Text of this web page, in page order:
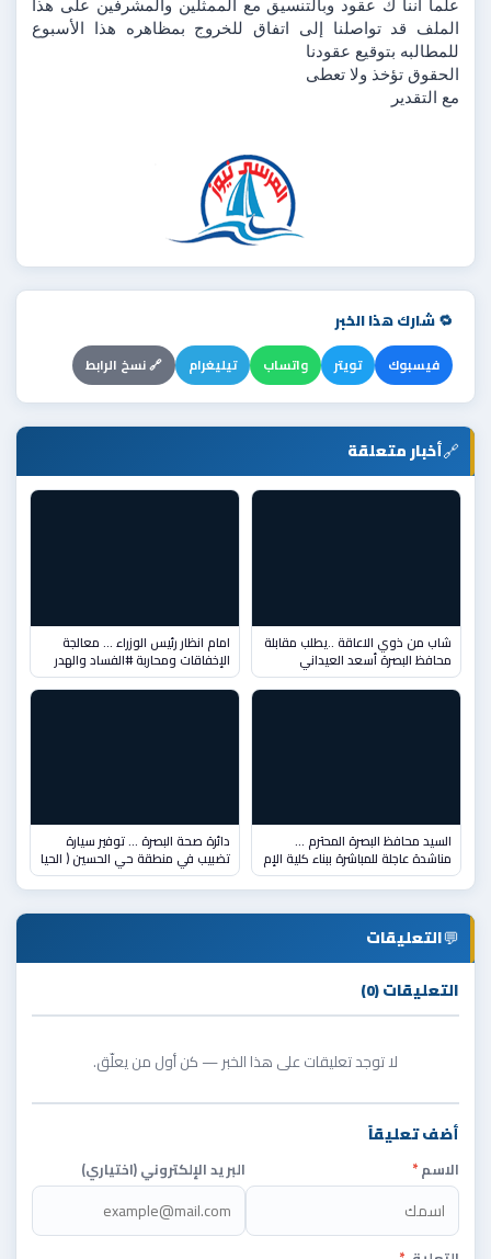
للمطالبه بتوقيع عقودنا
الحقوق تؤخذ ولا تعطى
مع التقدير
🔁 شارك هذا الخبر
فيسبوك تويتر واتساب تيليغرام 🔗 نسخ الرابط
🔗أخبار متعلقة
شاب من ذوي الاعاقة ..يطلب مقابلة
محافظ البصرة أسعد العيداني
امام انظار رئيس الوزراء … معالجة
الإخفاقات ومحاربة #الفساد والهدر
السيد محافظ البصرة المحترم …
مناشدة عاجلة للمباشرة ببناء كلية الإم
دائرة صحة البصرة ... توفير سيارة
تضبيب في منطقة حي الحسين ( الحيا
💬التعليقات
التعليقات (0)
لا توجد تعليقات على هذا الخبر — كن أول من يعلّق.
أضف تعليقاً
الاسم* البريد الإلكتروني (اختياري)